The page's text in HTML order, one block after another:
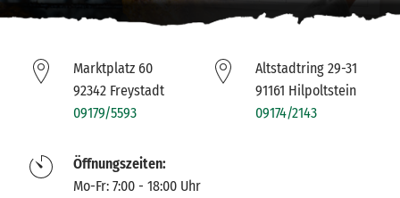
Marktplatz 60
92342 Freystadt
09179/5593
Altstadtring 29-31
91161 Hilpoltstein
09174/2143
Öffnungszeiten:
Mo-Fr: 7:00 - 18:00 Uhr